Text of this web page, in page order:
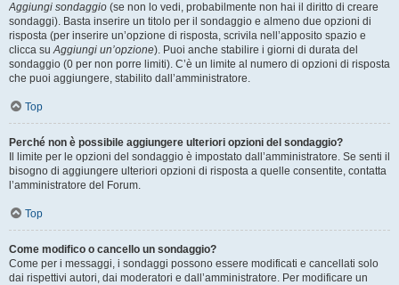
Aggiungi sondaggio (se non lo vedi, probabilmente non hai il diritto di creare
sondaggi). Basta inserire un titolo per il sondaggio e almeno due opzioni di
risposta (per inserire un’opzione di risposta, scrivila nell’apposito spazio e
clicca suAggiungi un’opzione). Puoi anche stabilire i giorni di durata del
sondaggio (0 per non porre limiti). C’è un limite al numero di opzioni di risposta
che puoi aggiungere, stabilito dall’amministratore.
Top
Perché non è possibile aggiungere ulteriori opzioni del sondaggio?
Il limite per le opzioni del sondaggio è impostato dall’amministratore. Se senti il
bisogno di aggiungere ulteriori opzioni di risposta a quelle consentite, contatta
l’amministratore del Forum.
Top
Come modifico o cancello un sondaggio?
Come per i messaggi, i sondaggi possono essere modificati e cancellati solo
dai rispettivi autori, dai moderatori e dall’amministratore. Per modificare un